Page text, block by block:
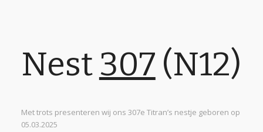
Nest307 (N12)
Met trots presenteren wij ons 307e Titran’s nestje geboren op
05.03.2025